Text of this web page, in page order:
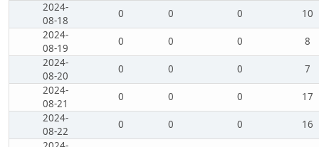
2024-
08-18
0 0 0
10
2024-
08-19
0 0 0
8
2024-
08-20
0 0 0
7
2024-
08-21
0 0 0
17
2024-
08-22
0 0 0
16